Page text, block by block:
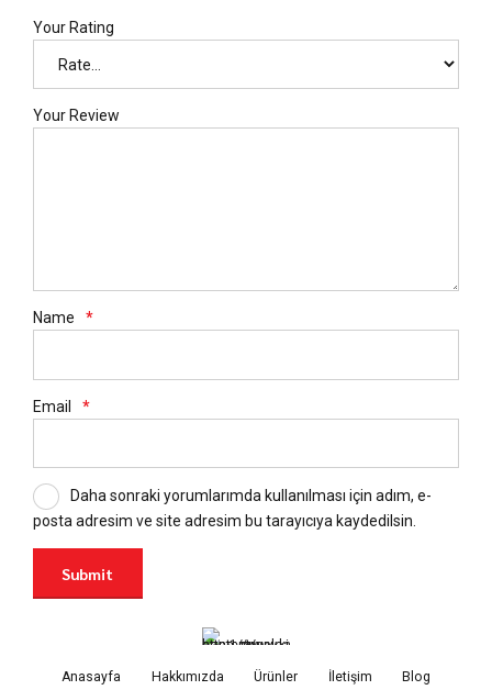
Your Rating
Your Review
Name *
Email *
Daha sonraki yorumlarımda kullanılması için adım, e-
posta adresim ve site adresim bu tarayıcıya kaydedilsin.
Anasayfa Hakkımızda Ürünler İletişim Blog